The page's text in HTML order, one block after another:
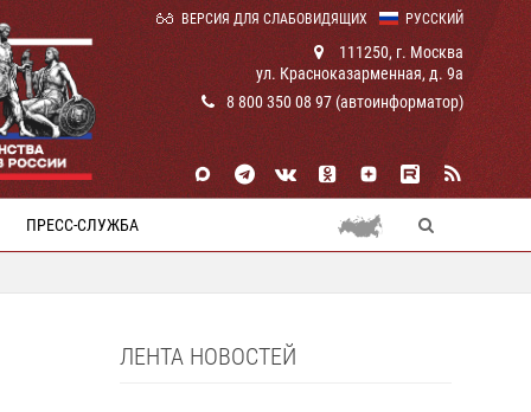
РУССКИЙ
ВЕРСИЯ ДЛЯ СЛАБОВИДЯЩИХ
111250, г. Москва
ул. Красноказарменная, д. 9а
8 800 350 08 97 (автоинформатор)
ПРЕСС-СЛУЖБА
ЛЕНТА НОВОСТЕЙ